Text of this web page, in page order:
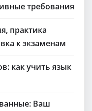
требования
практика
к экзаменам
как учить язык
Ваш